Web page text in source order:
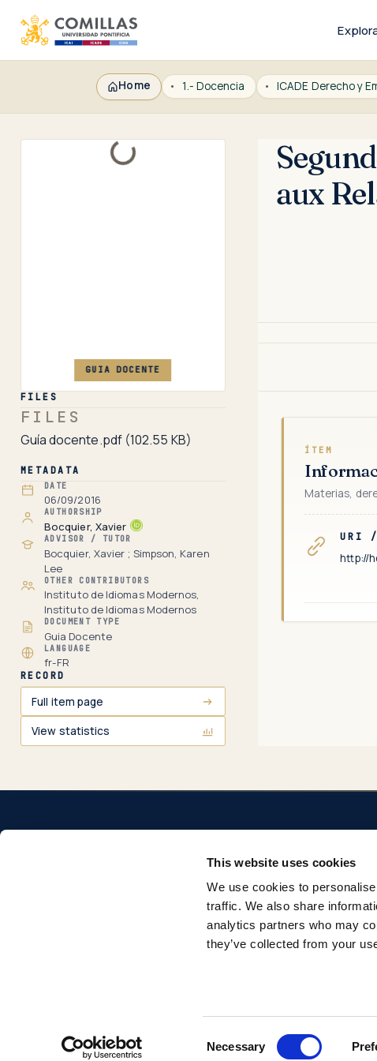
This website uses cookies
We use cookies to
traffic. We also share
analytics partners who may
they’ve collected from your
Necessary
Home 1.- Docencia
Loading...
GUIA DOCENTE
FILES
FILES
Guía docente.pdf (102.55 KB)
METADATA
DATE
06/09/2016
AUTHORSHIP
Bocquier, Xavier
ADVISOR / TUTOR
Bocquier, Xavier ; Simpson, Karen
Lee
OTHER CONTRIBUTORS
Instituto de Idiomas Modernos,
Instituto de Idiomas Modernos
DOCUMENT TYPE
Guia Docente
LANGUAGE
fr-FR
RECORD
Full item page
View statistics
aux
ÍTEM
Materias,
URI /
http://
Comillas. Acceso abierto a la producción académica e
© 2026 Universidad Pontificia Comillas. Todos los derechos reservados.